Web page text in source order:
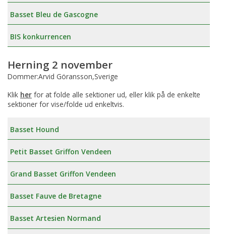
Basset Bleu de Gascogne
BIS konkurrencen
Herning 2 november
Dommer:Arvid Göransson,Sverige
Klik her for at folde alle sektioner ud, eller klik på de enkelte
sektioner for vise/folde ud enkeltvis.
Basset Hound
Petit Basset Griffon Vendeen
Grand Basset Griffon Vendeen
Basset Fauve de Bretagne
Basset Artesien Normand